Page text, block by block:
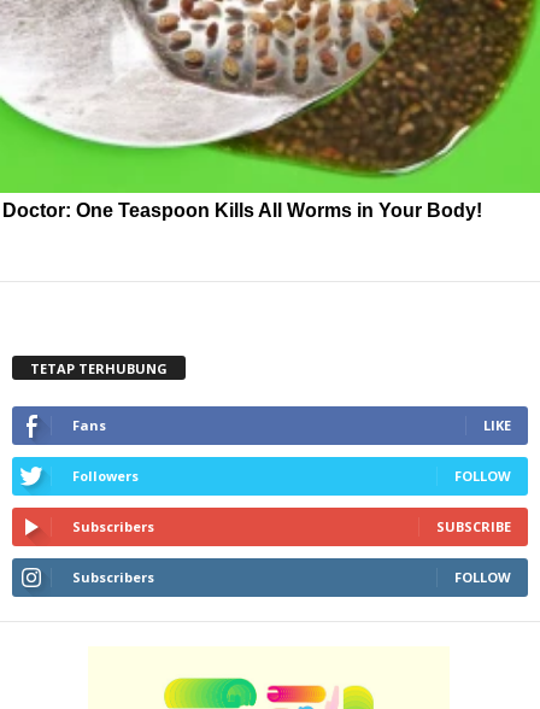
Doctor: One Teaspoon Kills All Worms in Your Body!
TETAP TERHUBUNG
Fans LIKE
Followers FOLLOW
Subscribers SUBSCRIBE
Subscribers FOLLOW